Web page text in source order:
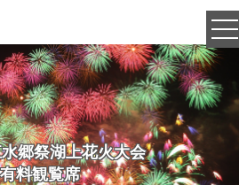
郷祭湖上花火大会
有料観覧席